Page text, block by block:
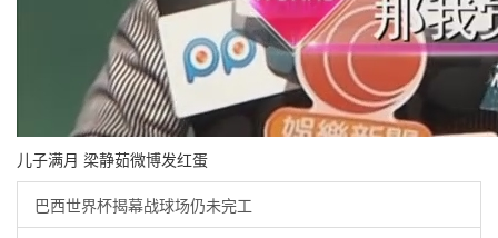
儿子满月 梁静茹微博发红蛋
巴西世界杯揭幕战球场仍未完工